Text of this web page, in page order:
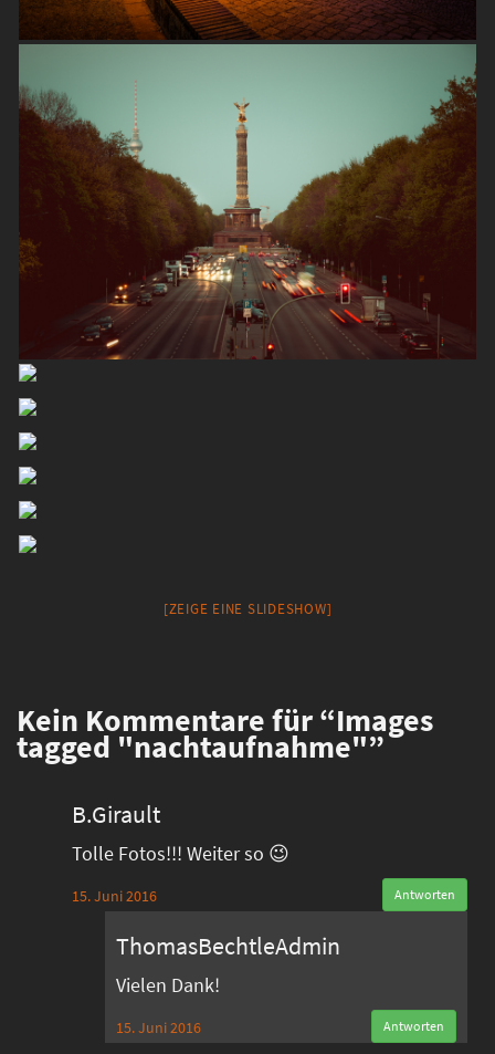
[ZEIGE EINE SLIDESHOW]
Kein Kommentare für “Images
tagged "nachtaufnahme"”
B.Girault
Tolle Fotos!!! Weiter so 😉
15. Juni 2016 Antworten
ThomasBechtleAdmin
Vielen Dank!
15. Juni 2016 Antworten